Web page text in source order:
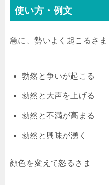
使い方・例文
急に、勢いよく起こるさま
勃然と争いが起こる
勃然と大声を上げる
勃然と不満が高まる
勃然と興味が湧く
顔色を変えて怒るさま